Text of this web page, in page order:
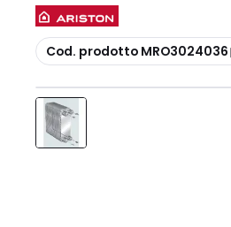
copia
Cod. prodotto MRO3024036